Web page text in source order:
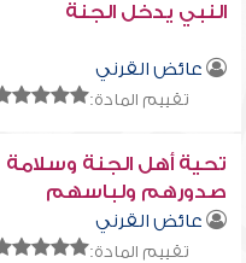
النبي يدخل الجنة
عائض القرني
تقييم المادة:
تحية أهل الجنة وسلامة
صدورهم ولباسهم
عائض القرني
تقييم المادة: